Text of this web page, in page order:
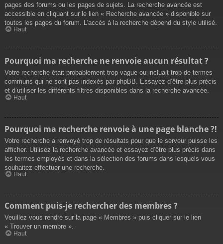
pages des forums ou les pages de sujets. La recherche avancée est
accessible en cliquant sur le lien « Recherche avancée » disponible sur
toutes les pages du forum. L’accès à la recherche dépend du style utilisé.
Haut
Pourquoi ma recherche ne renvoie aucun résultat ?
Votre recherche était probablement trop vague ou incluait trop de termes
communs qui ne sont pas indexés par phpBB. Essayez d’être plus précis
et d’utiliser les différents filtres disponibles dans la recherche avancée.
Haut
Pourquoi ma recherche renvoie à une page blanche ?!
Votre recherche a renvoyé trop de résultats pour que le serveur puisse les
afficher. Utilisez la recherche avancée et essayez d’être plus précis dans
les termes employés et dans la sélection des forums dans lesquels vous
souhaitez effectuer une recherche.
Haut
Comment puis-je rechercher des membres ?
Veuillez vous rendre sur la page « Membres » puis cliquer sur le lien
« Trouver un membre ».
Haut